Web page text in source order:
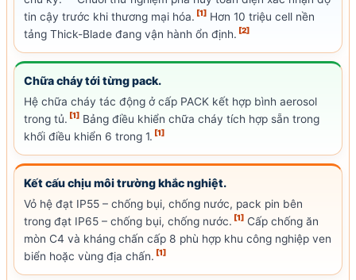
tin cậy trước khi thương mại hóa. [1] Hơn 10 triệu cell nền
tảng Thick-Blade đang vận hành ổn định. [2]
Chữa cháy tới từng pack.
Hệ chữa cháy tác động ở cấp PACK kết hợp bình aerosol
trong tủ. [1] Bảng điều khiển chữa cháy tích hợp sẵn trong
khối điều khiển 6 trong 1. [1]
Kết cấu chịu môi trường khắc nghiệt.
Vỏ hệ đạt IP55 – chống bụi, chống nước, pack pin bên
trong đạt IP65 – chống bụi, chống nước. [1] Cấp chống ăn
mòn C4 và kháng chấn cấp 8 phù hợp khu công nghiệp ven
biển hoặc vùng địa chấn. [1]